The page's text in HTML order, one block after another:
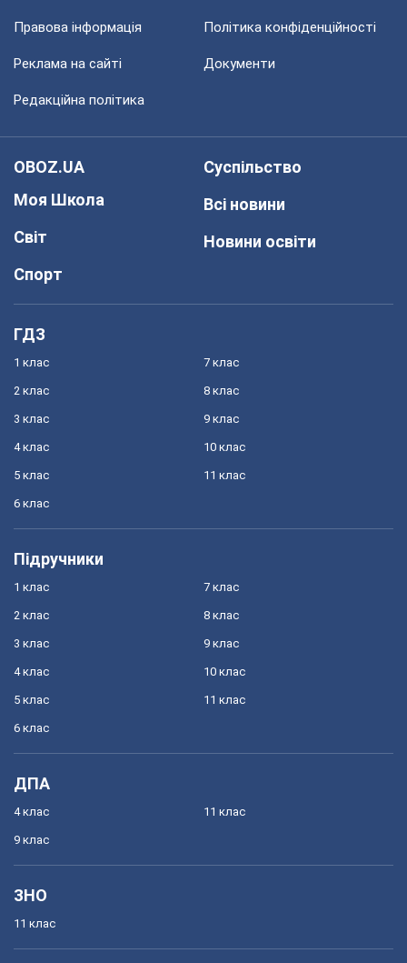
Правова інформація Політика конфіденційності
Реклама на сайті Документи
Редакційна політика
OBOZ.UA
Моя Школа
Світ
Спорт
Суспільство
Всі новини
Новини освіти
ГДЗ
1 клас
2 клас
3 клас
4 клас
5 клас
6 клас
7 клас
8 клас
9 клас
10 клас
11 клас
Підручники
1 клас
2 клас
3 клас
4 клас
5 клас
6 клас
7 клас
8 клас
9 клас
10 клас
11 клас
ДПА
4 клас
9 клас
11 клас
ЗНО
11 клас